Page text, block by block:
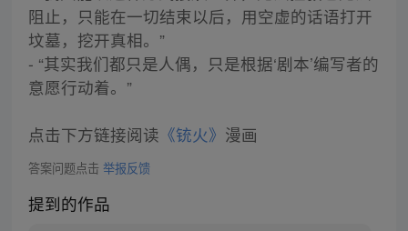
阻止，只能在一切结束以后，用空虚的话语打开
坟墓，挖开真相。”
- “其实我们都只是人偶，只是根据‘剧本’编写者的
意愿行动着。”
点击下方链接阅读 《铳火》 漫画
答案问题点击 举报反馈
提到的作品